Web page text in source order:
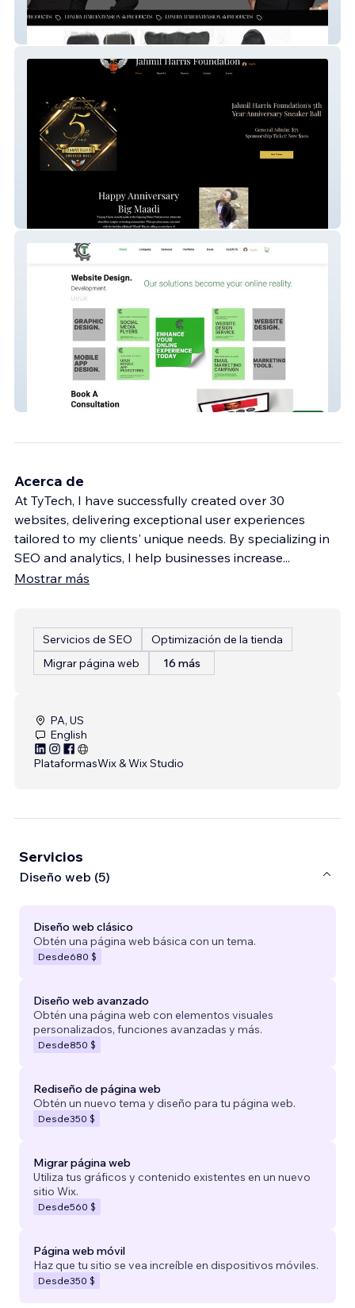
Made By Mason
JH Foundation
Acerca de
At TyTech, I have successfully created over 30
websites, delivering exceptional user experiences
tailored to my clients' unique needs. By specializing in
SEO and analytics, I help businesses increase...
Mostrar más
Servicios de SEO
Optimización de la tienda
Migrar página web
16 más
PA, US
English
PlataformasWix & Wix Studio
Servicios
Diseño web (5)
Diseño web clásico
Obtén una página web básica con un tema.
Desde680 $
Diseño web avanzado
Obtén una página web con elementos visuales
personalizados, funciones avanzadas y más.
Desde850 $
Rediseño de página web
Obtén un nuevo tema y diseño para tu página web.
Desde350 $
Migrar página web
Utiliza tus gráficos y contenido existentes en un nuevo
sitio Wix.
Desde560 $
Página web móvil
Haz que tu sitio se vea increíble en dispositivos móviles.
Desde350 $